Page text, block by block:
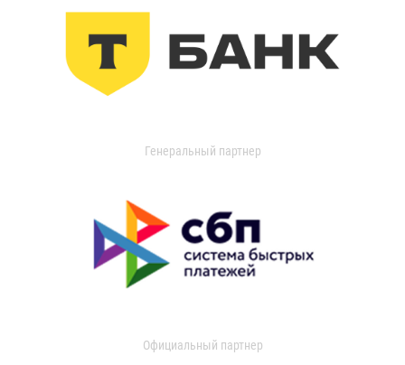
Генеральный партнер
Официальный партнер